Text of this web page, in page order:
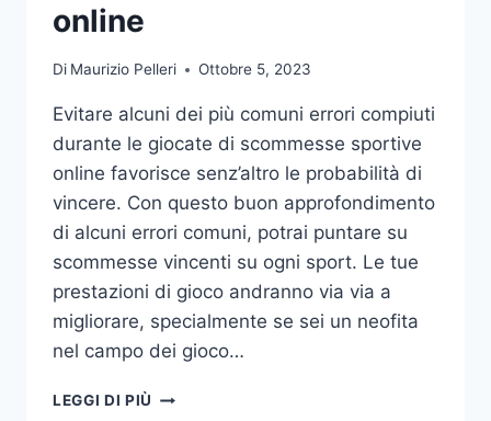
online
Di Maurizio Pelleri Ottobre 5, 2023
Evitare alcuni dei più comuni errori compiuti
durante le giocate di scommesse sportive
online favorisce senz’altro le probabilità di
vincere. Con questo buon approfondimento
di alcuni errori comuni, potrai puntare su
scommesse vincenti su ogni sport. Le tue
prestazioni di gioco andranno via via a
migliorare, specialmente se sei un neofita
nel campo dei gioco…
LEGGI DI PIÙ GLI